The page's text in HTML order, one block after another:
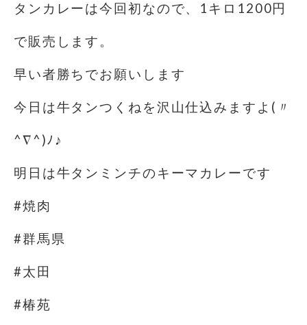
タンカレーは今回初なので、1キロ1200円
で販売します。
早い者勝ちでお願いします
今日は牛タンつくねを沢山仕込みますよ(〃
^∇^)ﾉ♪
明日は牛タンミンチのキーマカレーです
#焼肉
#群馬県
#太田
#椿苑